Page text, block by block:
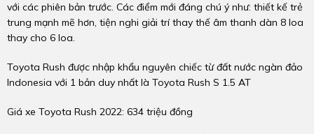
với các phiên bản trước. Các điểm mới đáng chú ý như: thiết kế trẻ
trung mạnh mẽ hơn, tiện nghi giải trí thay thế âm thanh dàn 8 loa
thay cho 6 loa.
Toyota Rush được nhập khẩu nguyên chiếc từ đất nước ngàn đảo
Indonesia với 1 bản duy nhất là Toyota Rush S 1.5 AT
Giá xe Toyota Rush 2022: 634 triệu đồng